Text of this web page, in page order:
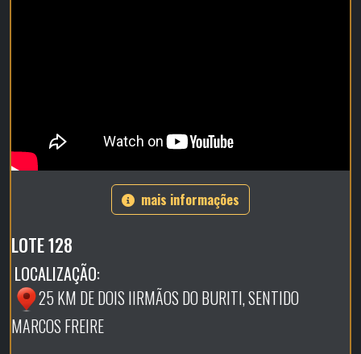
mais informações
LOTE 128
LOCALIZAÇÃO:
25 KM DE DOIS IIRMÃOS DO BURITI, SENTIDO
MARCOS FREIRE